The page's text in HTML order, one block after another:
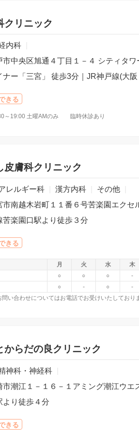
クリニック
内科
きる
～19:00 土曜AMのみ 臨時休診あり
皮膚科クリニック
レルギー科 漢方内科 その他
苦楽園口駅より徒歩３分
きる
月 火 水
木
○ ○ ○
-
○ - ○
-
い合わせについてはお電話でお受けいたしており
からだの良クリニック
神科・神経科
より徒歩４分
きる